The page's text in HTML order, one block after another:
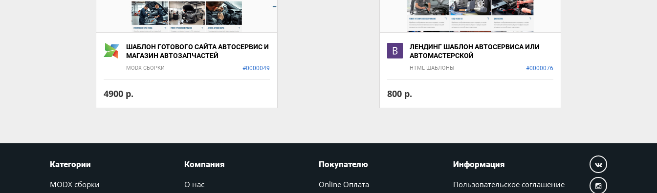
ШАБЛОН ГОТОВОГО САЙТА АВТОСЕРВИС И
МАГАЗИН АВТОЗАПЧАСТЕЙ
MODX СБОРКИ #0000049
4900 р.
ЛЕНДИНГ ШАБЛОН АВТОСЕРВИСА ИЛИ
АВТОМАСТЕРСКОЙ
HTML ШАБЛОНЫ #0000076
800 р.
Категории
MODX сборки
Компания
О нас
Покупателю
Online Оплата
Информация
Пользовательское соглашение